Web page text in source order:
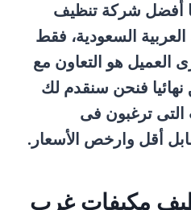
أفضل شركة تنظيف
السعودية، فقط
العميل هو التعاون مع
نهائيا فنحن سنقدم لك
ترغبون فى
أقل وارخص الأسعار.
مكيفات غرب